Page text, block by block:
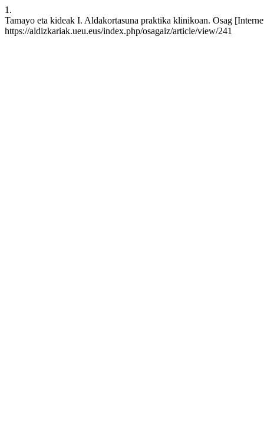
1.
Tamayo eta kideak I. Aldakortasuna praktika klinikoan. Osag
https://aldizkariak.ueu.eus/index.php/osagaiz/article/view/241